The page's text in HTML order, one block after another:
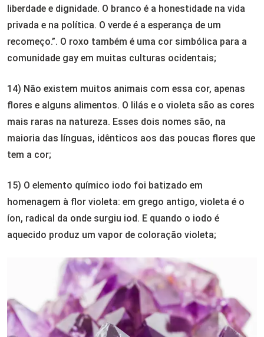
liberdade e dignidade. O branco é a honestidade na vida
privada e na política. O verde é a esperança de um
recomeço.”. O roxo também é uma cor simbólica para a
comunidade gay em muitas culturas ocidentais;
14) Não existem muitos animais com essa cor, apenas
flores e alguns alimentos. O lilás e o violeta são as cores
mais raras na natureza. Esses dois nomes são, na
maioria das línguas, idênticos aos das poucas flores que
tem a cor;
15) O elemento químico iodo foi batizado em
homenagem à flor violeta: em grego antigo, violeta é o
íon, radical da onde surgiu iod. E quando o iodo é
aquecido produz um vapor de coloração violeta;